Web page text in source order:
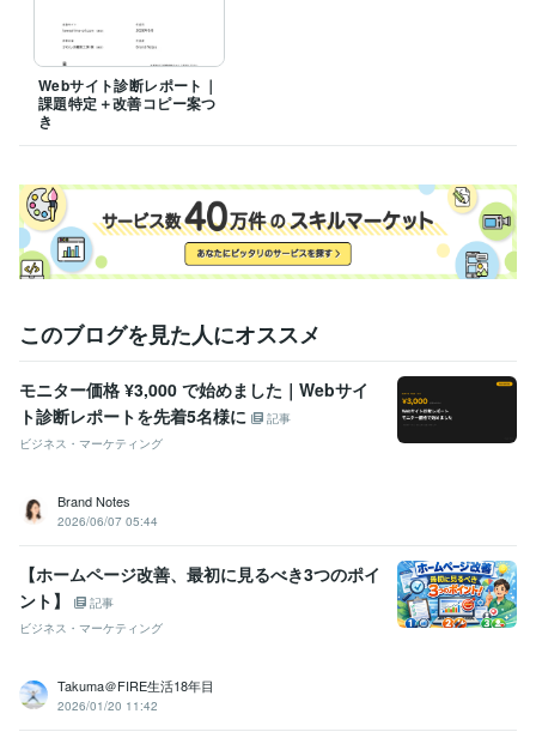
得意分野
コンサルティング・士業
戦略　Webコンサルティング
製造業 食品 小売 サービス業
英語 日常会話レベル
Webサイト診断レポート｜
課題特定＋改善コピー案つ
き
このブログを見た人にオススメ
モニター価格 ¥3,000 で始めました｜Webサイ
ト診断レポートを先着5名様に
記事
ビジネス・マーケティング
Brand Notes
2026/06/07 05:44
【ホームページ改善、最初に見るべき3つのポイ
ント】
記事
ビジネス・マーケティング
Takuma＠FIRE生活18年目
2026/01/20 11:42